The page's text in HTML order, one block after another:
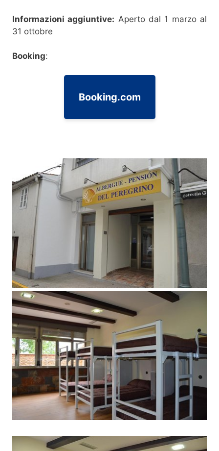
Informazioni aggiuntive: Aperto dal 1 marzo al
31 ottobre
Booking:
Booking.com